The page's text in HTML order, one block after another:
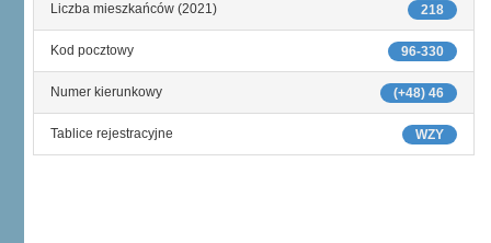
218
Liczba mieszkańców (2021)
96-330
Kod pocztowy
(+48) 46
Numer kierunkowy
WZY
Tablice rejestracyjne